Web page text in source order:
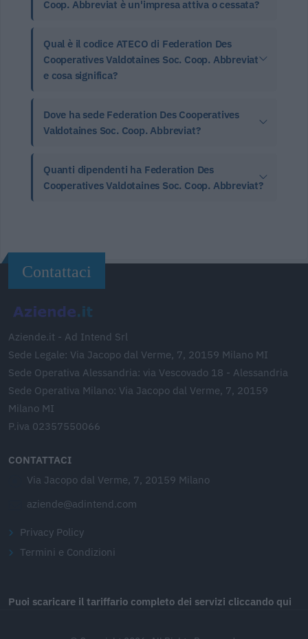
Coop. Abbreviat è un'impresa attiva o cessata?
Qual è il codice ATECO di Federation Des
Cooperatives Valdotaines Soc. Coop. Abbreviat
e cosa significa?
Dove ha sede Federation Des Cooperatives
Valdotaines Soc. Coop. Abbreviat?
Quanti dipendenti ha Federation Des
Cooperatives Valdotaines Soc. Coop. Abbreviat?
Contattaci
Aziende.it - Ad Intend Srl
Sede Legale: Via Jacopo dal Verme, 7, 20159 Milano MI
Sede Operativa Alessandria: via Vescovado 18 - Alessandria
Sede Operativa Milano: Via Jacopo dal Verme, 7, 20159
Milano MI
P.iva 02357550066
CONTATTACI
Via Jacopo dal Verme, 7, 20159 Milano
aziende@adintend.com
Privacy Policy
Termini e Condizioni
Puoi scaricare il tariffario completo dei servizi cliccando qui